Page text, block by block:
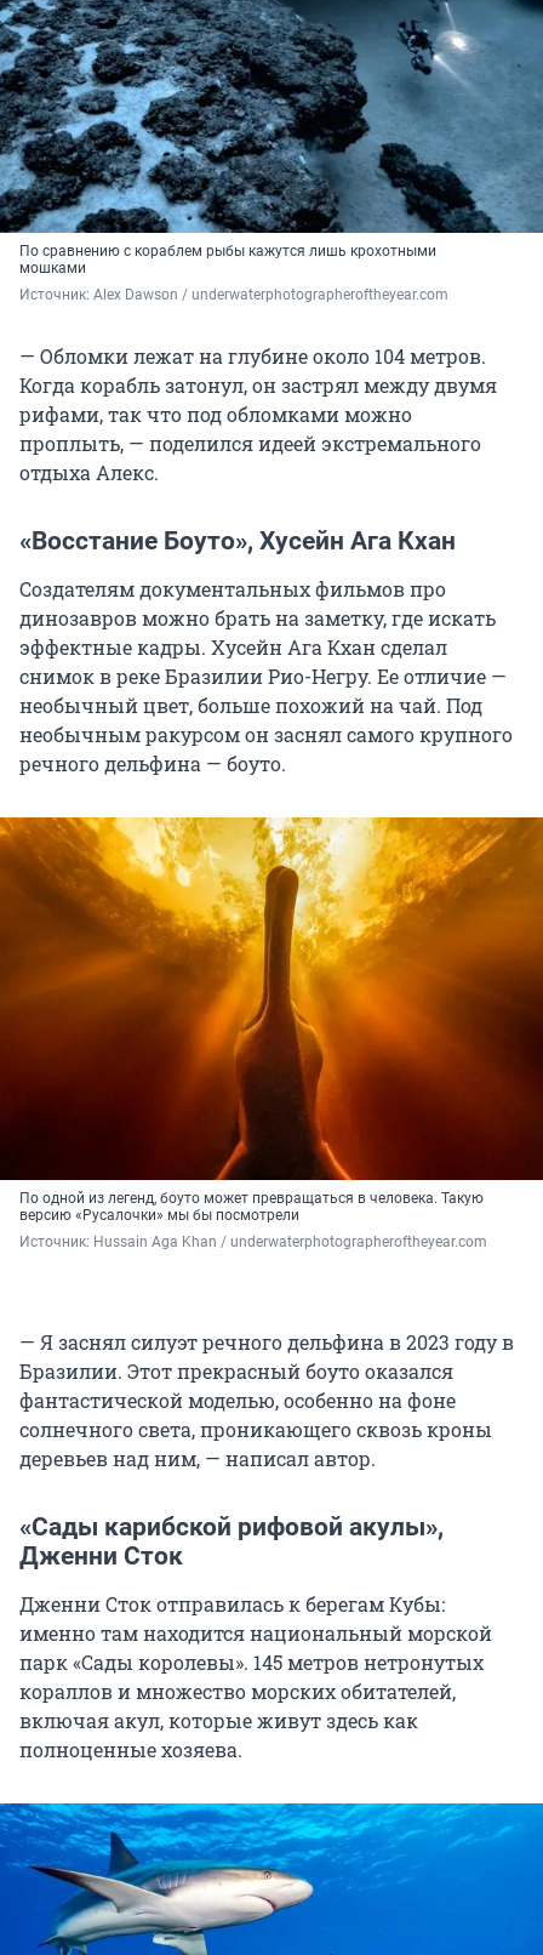
По сравнению с кораблем рыбы кажутся лишь крохотными
мошками
Источник: Alex Dawson / underwaterphotographeroftheyear.com
— Обломки лежат на глубине около 104 метров.
Когда корабль затонул, он застрял между двумя
рифами, так что под обломками можно
проплыть, — поделился идеей экстремального
отдыха Алекс.
«Восстание Боуто», Хусейн Ага Кхан
Создателям документальных фильмов про
динозавров можно брать на заметку, где искать
эффектные кадры. Хусейн Ага Кхан сделал
снимок в реке Бразилии Рио-Негру. Ее отличие —
необычный цвет, больше похожий на чай. Под
необычным ракурсом он заснял самого крупного
речного дельфина — боуто.
По одной из легенд, боуто может превращаться в человека. Такую
версию «Русалочки» мы бы посмотрели
Источник: Hussain Aga Khan / underwaterphotographeroftheyear.com
— Я заснял силуэт речного дельфина в 2023 году в
Бразилии. Этот прекрасный боуто оказался
фантастической моделью, особенно на фоне
солнечного света, проникающего сквозь кроны
деревьев над ним, — написал автор.
«Сады карибской рифовой акулы»,
Дженни Сток
Дженни Сток отправилась к берегам Кубы:
именно там находится национальный морской
парк «Сады королевы». 145 метров нетронутых
кораллов и множество морских обитателей,
включая акул, которые живут здесь как
полноценные хозяева.